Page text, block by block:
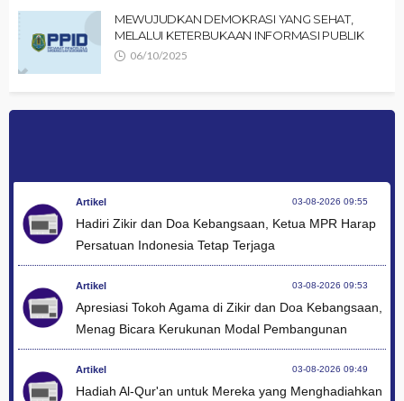
MEWUJUDKAN DEMOKRASI YANG SEHAT,
MELALUI KETERBUKAAN INFORMASI PUBLIK
06/10/2025
Artikel 03-08-2026 09:55
Hadiri Zikir dan Doa Kebangsaan, Ketua MPR Harap
Persatuan Indonesia Tetap Terjaga
Artikel 03-08-2026 09:53
Apresiasi Tokoh Agama di Zikir dan Doa Kebangsaan,
Menag Bicara Kerukunan Modal Pembangunan
Artikel 03-08-2026 09:49
Hadiah Al-Qur'an untuk Mereka yang Menghadiahkan